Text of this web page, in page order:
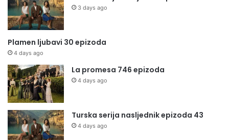
3 days ago
Plamen ljubavi 30 epizoda
4 days ago
La promesa 746 epizoda
4 days ago
Turska serija nasljednik epizoda 43
4 days ago